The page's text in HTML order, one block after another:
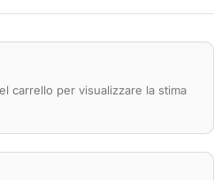
carrello per visualizzare la stima